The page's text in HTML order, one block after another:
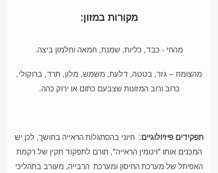
מקורות במזון:
מהחי - כבד, כליות, שמנת, חמאה וחלמון ביצה.
מהצומח – גזר, בטטה, דלעת, משמש, מלון, תרד, ברוקולי,
כרוב ורוב המזונות שצבעם כתום או ירוק כהה.
תפקידים פיזיולוגיים: חיוני בהסתגלות הראייה בחושך, לכן יש
המכנים אותו "ויטמין הראייה", תורם לתפקוד תקין של רקמת
האפיתל של מערכת החיסון ומערכת הרבייה, מעורב בתהליכי